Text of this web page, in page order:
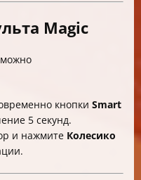
Magic
можно
кнопки Smart
5 секунд.
и нажмите Колесико